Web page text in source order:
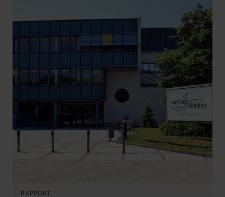
RAPPORT